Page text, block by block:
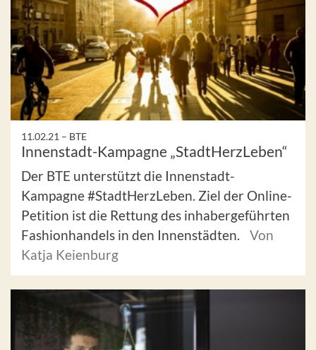
11.02.21 – BTE
Innenstadt-Kampagne „StadtHerzLeben“
Der BTE unterstützt die Innenstadt-
Kampagne #StadtHerzLeben. Ziel der Online-
Petition ist die Rettung des inhabergeführten
Fashionhandels in den Innenstädten.
Von
Katja Keienburg